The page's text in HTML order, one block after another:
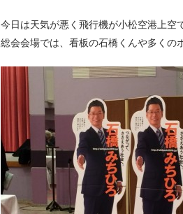
今日は天気が悪く飛行機が小松空港上空
総会会場では、看板の石橋くんや多くの